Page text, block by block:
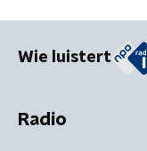
Wie luistert
Radio